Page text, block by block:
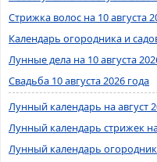
Стрижка волос на 10 августа
Календарь огородника и
Лунные дела на 10 августа
Свадьба 10 августа 2026 года
Лунный календарь на август
Лунный календарь стрижек на
Лунный календарь